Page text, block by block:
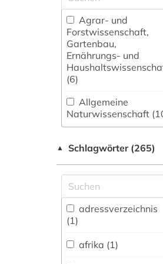
Agrar- und
Forstwissenschaft,
Gartenbau,
Ernährungs- und
(6)
Allgemeine
Naturwissenschaft
fachübergreifende
Allgemeine und
vergleichende
und
Literaturwissenschaft.
Außereuropäische
▲ Schlagwörter (265)
adressverzeichnis
(1)
afrika (1)